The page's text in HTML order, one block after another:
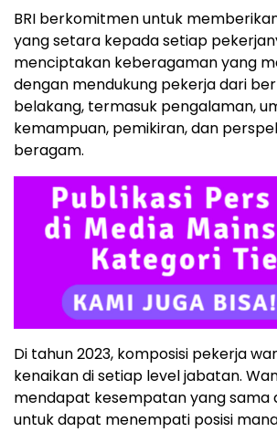
BRI berkomitmen untuk
yang setara kepada setiap
menciptakan keberagaman yang
dengan mendukung pekerja dari
belakang, termasuk pengalaman,
kemampuan, pemikiran, dan
beragam.
Di tahun 2023, komposisi pekerja
kenaikan di setiap level jabatan.
mendapat kesempatan yang sama
untuk dapat menempati posisi